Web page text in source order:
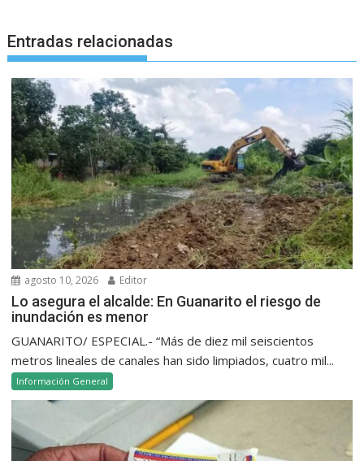
Entradas relacionadas
agosto 10, 2026 Editor
Lo asegura el alcalde: En Guanarito el riesgo de
inundación es menor
GUANARITO/ ESPECIAL.- “Más de diez mil seiscientos
metros lineales de canales han sido limpiados, cuatro mil...
Información General